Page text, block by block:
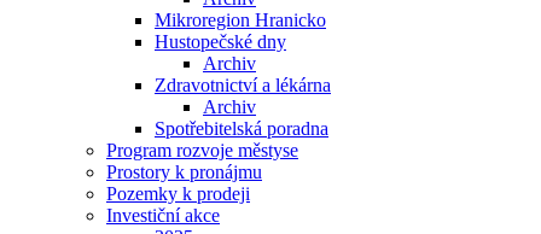
Mikroregion Hranicko
Hustopečské dny
Archiv
Zdravotnictví a lékárna
Archiv
Spotřebitelská poradna
Program rozvoje městyse
Prostory k pronájmu
Pozemky k prodeji
Investiční akce